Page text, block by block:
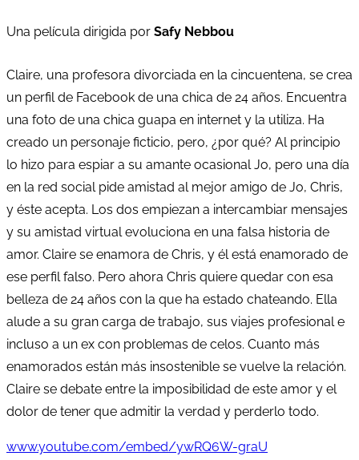
Una película dirigida por Safy Nebbou
Claire, una profesora divorciada en la cincuentena, se crea
un perfil de Facebook de una chica de 24 años. Encuentra
una foto de una chica guapa en internet y la utiliza. Ha
creado un personaje ficticio, pero, ¿por qué? Al principio
lo hizo para espiar a su amante ocasional Jo, pero una día
en la red social pide amistad al mejor amigo de Jo, Chris,
y éste acepta. Los dos empiezan a intercambiar mensajes
y su amistad virtual evoluciona en una falsa historia de
amor. Claire se enamora de Chris, y él está enamorado de
ese perfil falso. Pero ahora Chris quiere quedar con esa
belleza de 24 años con la que ha estado chateando. Ella
alude a su gran carga de trabajo, sus viajes profesional e
incluso a un ex con problemas de celos. Cuanto más
enamorados están más insostenible se vuelve la relación.
Claire se debate entre la imposibilidad de este amor y el
dolor de tener que admitir la verdad y perderlo todo.
www.youtube.com/embed/ywRQ6W-graU